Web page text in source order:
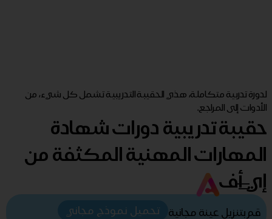
لدورة تدربية متكاملة، هذي الحقيبة التدريبية تشمل كل شيء، من
الأدوات إلى المراجع.
حقيبة تدريبية دورات شهادة
المهارات المهنية المكثفة من
إي أف
قم بتنزيل عينة مجانية تحميل نموذج مجاني